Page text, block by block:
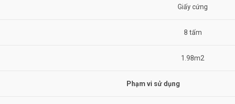
Giấy cứng
8 tấm
1.98m2
Phạm vi sử dụng